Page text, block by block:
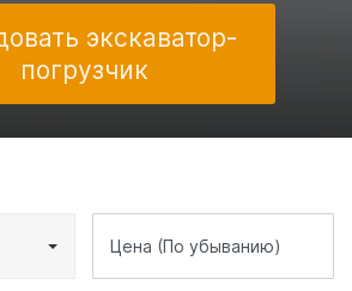
экскаватор-
погрузчик